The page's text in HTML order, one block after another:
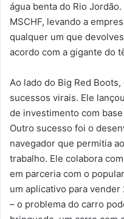
água benta do Rio
MSCHF, levando a
qualquer um que
acordo com a gigante do
Ao lado do Big Red
sucessos virais. Ele
de investimento com
Outro sucesso foi o
navegador que permitia
trabalho. Ele colabora
em parceria com o
um aplicativo para
– o problema do carro